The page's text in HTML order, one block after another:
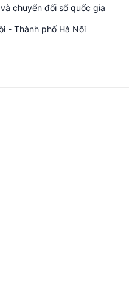
chuyển đổi số quốc gia
- Thành phố Hà Nội